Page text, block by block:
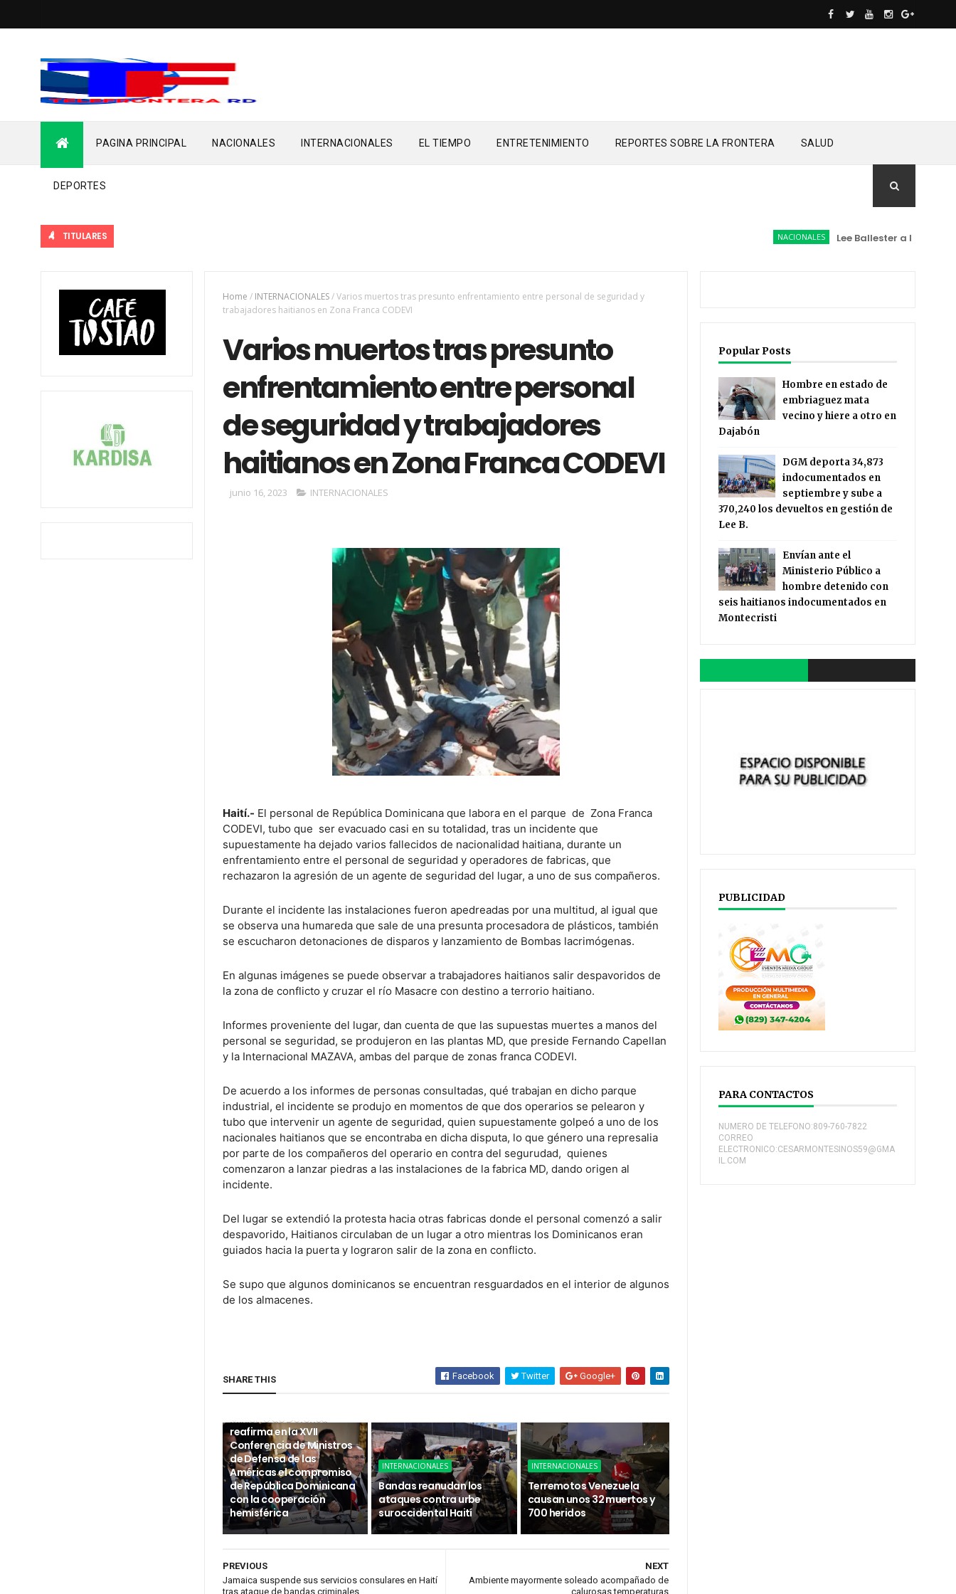
PAGINA PRINCIPAL NACIONALES INTERNACIONALES EL TIEMPO ENTRETENIMIENTO REPORTES SOBRE LA FRONTERA SALUD
DEPORTES
TITULARES NACIONALES Lee Ballester a los que se
Home / INTERNACIONALES/Varios muertos tras presunto enfrentamiento entre personal de seguridad y
trabajadores haitianos en Zona Franca CODEVI
Varios muertos tras presunto
enfrentamiento entre personal
de seguridad y trabajadores
haitianos en Zona Franca CODEVI
junio 16, 2023 INTERNACIONALES
Haití.- El personal de República Dominicana que labora en el parque de Zona Franca
CODEVI, tubo que ser evacuado casi en su totalidad, tras un incidente que
supuestamente ha dejado varios fallecidos de nacionalidad haitiana, durante un
enfrentamiento entre el personal de seguridad y operadores de fabricas, que
rechazaron la agresión de un agente de seguridad del lugar, a uno de sus compañeros.
Durante el incidente las instalaciones fueron apedreadas por una multitud, al igual que
se observa una humareda que sale de una presunta procesadora de plásticos, también
se escucharon detonaciones de disparos y lanzamiento de Bombas lacrimógenas.
En algunas imágenes se puede observar a trabajadores haitianos salir despavoridos de
la zona de conflicto y cruzar el río Masacre con destino a terrorio haitiano.
Informes proveniente del lugar, dan cuenta de que las supuestas muertes a manos del
personal se seguridad, se produjeron en las plantas MD, que preside Fernando Capellan
y la Internacional MAZAVA, ambas del parque de zonas franca CODEVI.
De acuerdo a los informes de personas consultadas, qué trabajan en dicho parque
industrial, el incidente se produjo en momentos de que dos operarios se pelearon y
tubo que intervenir un agente de seguridad, quien supuestamente golpeó a uno de los
nacionales haitianos que se encontraba en dicha disputa, lo que género una represalia
por parte de los compañeros del operario en contra del segurudad, quienes
comenzaron a lanzar piedras a las instalaciones de la fabrica MD, dando origen al
incidente.
Del lugar se extendió la protesta hacia otras fabricas donde el personal comenzó a salir
despavorido, Haitianos circulaban de un lugar a otro mientras los Dominicanos eran
guiados hacia la puerta y lograron salir de la zona en conflicto.
Se supo que algunos dominicanos se encuentran resguardados en el interior de algunos
de los almacenes.
SHARE THIS Facebook Twitter Google+
Ministro de Defensa
reafirma en la XVII
Conferencia de Ministros
de Defensa de las
Américas el compromiso
de República Dominicana
con la cooperación
hemisférica
INTERNACIONALES
Bandas reanudan los
ataques contra urbe
suroccidental Haití
INTERNACIONALES
Terremotos Venezuela
causan unos 32 muertos y
700 heridos
NEXT
Ambiente mayormente soleado acompañado de
calurosas temperaturas
PREVIOUS
Jamaica suspende sus servicios consulares en Haití
tras ataque de bandas criminales
Popular Posts
Hombre en estado de
embriaguez mata
vecino y hiere a otro en
Dajabón
DGM deporta 34,873
indocumentados en
septiembre y sube a
370,240 los devueltos en gestión de
Lee B.
Envían ante el
Ministerio Público a
hombre detenido con
seis haitianos indocumentados en
Montecristi
PUBLICIDAD
PARA CONTACTOS
NUMERO DE TELEFONO:809-760-7822
CORREO
ELECTRONICO:CESARMONTESINOS59@GMA
IL.COM